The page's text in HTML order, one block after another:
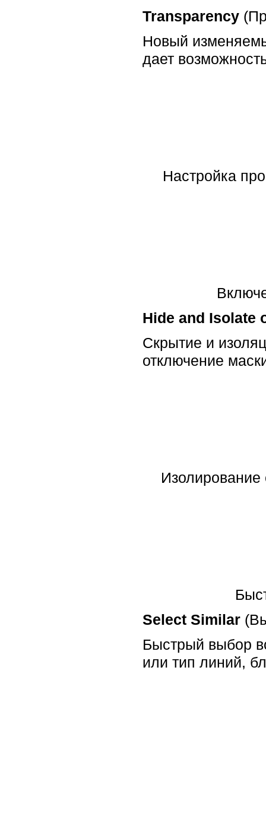
Transparency
Новый
дает
Настройка
Hide and Isolate
Скрытие и
отключение
Изолирование
Select Similar
Быстрый выбор
или тип линий,